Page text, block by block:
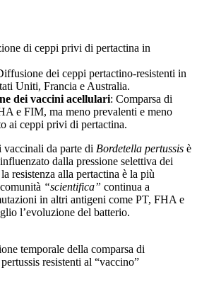
di ceppi privi di pertactina in
dei ceppi pertactino-resistenti in
Uniti, Francia e Australia.
dei vaccini acellulari: Comparsa di
e FIM, ma meno prevalenti e meno
ai ceppi privi di pertactina.
vaccinali da parte di Bordetella pertussis è
dalla pressione selettiva dei
resistenza alla pertactina è la più
“scientifica” continua a
in altri antigeni come PT, FHA e
l’evoluzione del batterio.
temporale della comparsa di
resistenti al “vaccino”